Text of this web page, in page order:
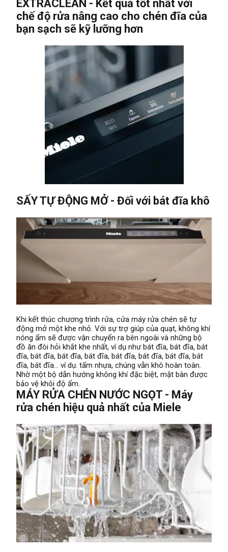
EXTRACLEAN - Kết quả tốt nhất với
chế độ rửa nâng cao cho chén đĩa của
bạn sạch sẽ kỹ lưỡng hơn
SẤY TỰ ĐỘNG MỞ - Đối với bát đĩa khô
Khi kết thúc chương trình rửa, cửa máy rửa chén sẽ tự
động mở một khe nhỏ. Với sự trợ giúp của quạt, không khí
nóng ẩm sẽ được vận chuyển ra bên ngoài và những bộ
đồ ăn đòi hỏi khắt khe nhất, ví dụ như bát đĩa, bát đĩa, bát
đĩa, bát đĩa, bát đĩa, bát đĩa, bát đĩa, bát đĩa, bát đĩa, bát
đĩa, bát đĩa… ví dụ. tấm nhựa, chúng vẫn khô hoàn toàn.
Nhờ một bộ dẫn hướng không khí đặc biệt, mặt bàn được
bảo vệ khỏi độ ẩm.
MÁY RỬA CHÉN NƯỚC NGỌT - Máy
rửa chén hiệu quả nhất của Miele